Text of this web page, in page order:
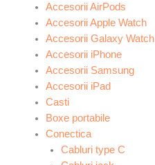
Accesorii AirPods
Accesorii Apple Watch
Accesorii Galaxy Watch
Accesorii iPhone
Accesorii Samsung
Accesorii iPad
Casti
Boxe portabile
Conectica
Cabluri type C